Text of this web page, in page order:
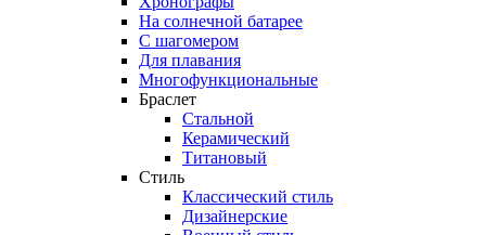
На солнечной батарее
С шагомером
Для плавания
Многофункциональные
Браслет
Стальной
Керамический
Титановый
Стиль
Классический стиль
Дизайнерские